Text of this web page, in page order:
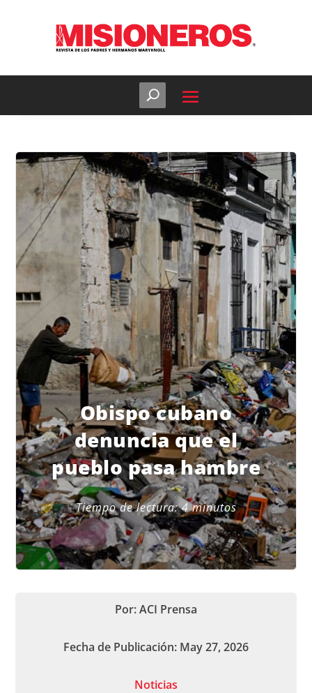
Obispo cubano
denuncia que el
pueblo pasa hambre
Tiempo de lectura: 4 minutos
Por: ACI Prensa
Fecha de Publicación: May 27, 2026
Noticias